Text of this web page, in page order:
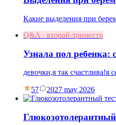
Какие выделения при
Q&A · второй-триместр
Узнала пол ребенка:
девочки,я так счастлива!я
57 2027 may 2026